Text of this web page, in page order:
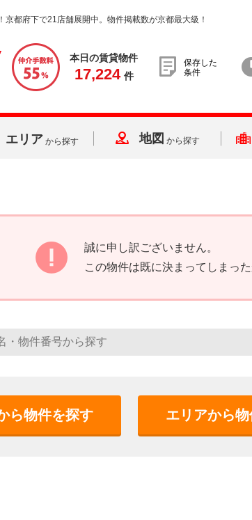
都府下で21店舗展開中。物件掲載数が京都最大級！
本日の賃貸物件
17,224 件
保存した
条件
エリア から探す 地図 から探す
誠に申し訳ございません。
この物件は既に決まってしまっ
ら物件を探す エリアから